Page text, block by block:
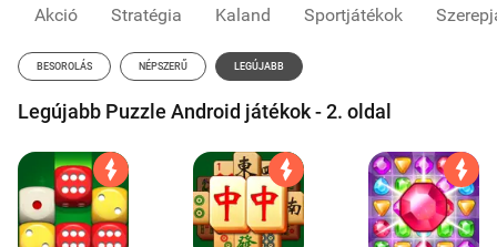
Akció Stratégia Kaland Sportjátékok
BESOROLÁS NÉPSZERŰ LEGÚJABB
Legújabb Puzzle Android játékok - 2. oldal